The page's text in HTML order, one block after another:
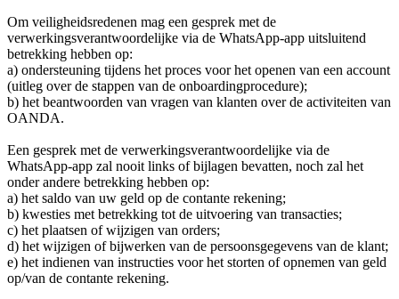
Om veiligheidsredenen mag een gesprek met de
verwerkingsverantwoordelijke via de WhatsApp-app uitsluitend
betrekking hebben op:
a) ondersteuning tijdens het proces voor het openen van een account
(uitleg over de stappen van de onboardingprocedure);
b) het beantwoorden van vragen van klanten over de activiteiten van
OANDA.
Een gesprek met de verwerkingsverantwoordelijke via de
WhatsApp-app zal nooit links of bijlagen bevatten, noch zal het
onder andere betrekking hebben op:
a) het saldo van uw geld op de contante rekening;
b) kwesties met betrekking tot de uitvoering van transacties;
c) het plaatsen of wijzigen van orders;
d) het wijzigen of bijwerken van de persoonsgegevens van de klant;
e) het indienen van instructies voor het storten of opnemen van geld
op/van de contante rekening.